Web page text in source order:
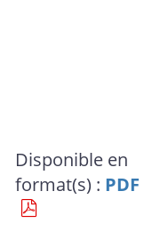
Disponible en
format(s) : PDF